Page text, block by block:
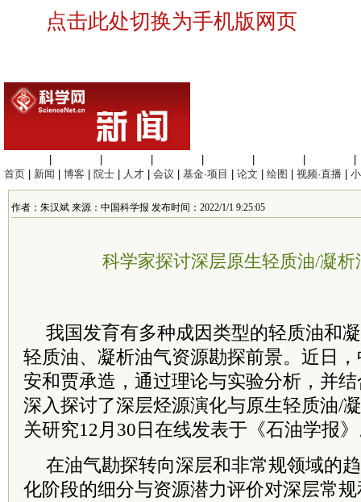
点击此处切换为手机版网页
首页
新闻 博客 院士 人才 会议 基金·项目 论文 绘图 视频·直播
作者：朱汉斌 来源：中国科学报 发布时间：2022/1/1 9:25:05
科学家探讨深层原生轻质油/凝
我国发育有多种成因类型的轻质油和
轻质油、凝析油气资源勘探前景。近日
安和贾承造，通过理论与实验分析，并
深入探讨了深层烃源演化与原生轻质油/
关研究12月30日在线发表于《石油学报
在油气勘探转向深层和非常规领域的
化阶段的细分与资源潜力评价对深层常